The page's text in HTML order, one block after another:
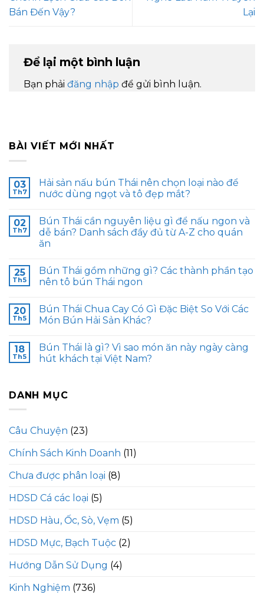
Bán Đến Vậy?
Lại
Để lại một bình luận
Bạn phải đăng nhập để gửi bình luận.
BÀI VIẾT MỚI NHẤT
03
Th7
Hải sản nấu bún Thái nên chọn loại nào để
nước dùng ngọt và tô đẹp mắt?
02
Th7
Bún Thái cần nguyên liệu gì để nấu ngon và
dễ bán? Danh sách đầy đủ từ A-Z cho quán
ăn
25
Th5
Bún Thái gồm những gì? Các thành phần tạo
nên tô bún Thái ngon
20
Th5
Bún Thái Chua Cay Có Gì Đặc Biệt So Với Các
Món Bún Hải Sản Khác?
18
Th5
Bún Thái là gì? Vì sao món ăn này ngày càng
hút khách tại Việt Nam?
DANH MỤC
Câu Chuyện (23)
Chính Sách Kinh Doanh (11)
Chưa được phân loại (8)
HDSD Cá các loại (5)
HDSD Hàu, Ốc, Sò, Vẹm (5)
HDSD Mực, Bạch Tuộc (2)
Hướng Dẫn Sử Dụng (4)
Kinh Nghiệm (736)